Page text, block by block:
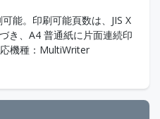
能。印刷可能頁数は、JIS X
き、A4 普通紙に片面連続印
機種：MultiWriter